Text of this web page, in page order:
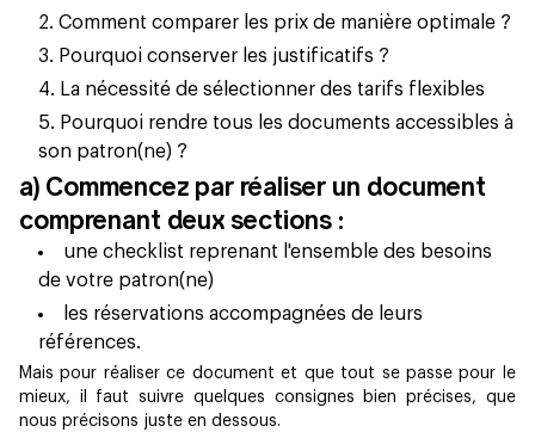
Comment comparer les prix de manière optimale ?
Pourquoi conserver les justificatifs ?
La nécessité de sélectionner des tarifs flexibles
Pourquoi rendre tous les documents accessibles à
son patron(ne) ?
a) Commencez par réaliser un document
comprenant deux sections :
une checklist reprenant l'ensemble des besoins
de votre patron(ne)
les réservations accompagnées de leurs
références.
Mais pour réaliser ce document et que tout se passe pour le
mieux, il faut suivre quelques consignes bien précises, que
nous précisons juste en dessous.